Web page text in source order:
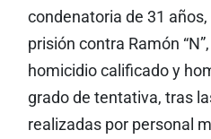
condenatoria de 31
prisión contra Ramón
homicidio calificado y
grado de tentativa, tras
realizadas por personal